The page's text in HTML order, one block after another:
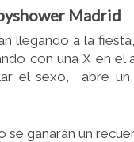
Madrid
llegando a la
con una X en
el sexo, abre
se ganarán un